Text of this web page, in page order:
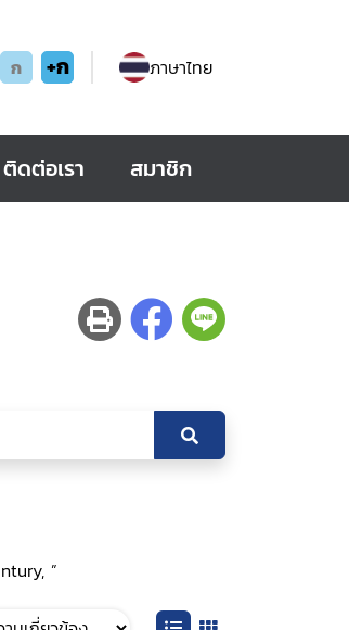
ก +ก ภาษาไทย
ติดต่อเรา สมาชิก
”